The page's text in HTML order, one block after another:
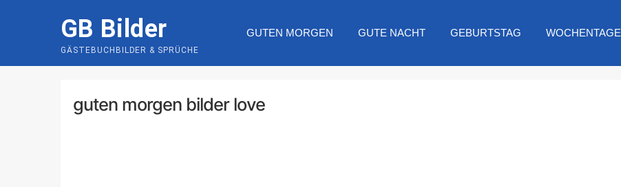
GB Bilder
GÄSTEBUCHBILDER & SPRÜCHE
GUTEN MORGEN GUTE NACHT GEBURTSTAG WOCHENTAGE
guten morgen bilder love